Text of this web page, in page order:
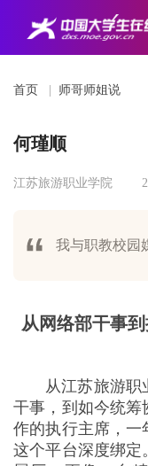
首页 师哥师姐说
何瑾顺
江苏旅游职业学院
我与职教校园
从网络部干事
从江苏旅游职
干事，到如今统筹
作的执行主席，
这个平台深度绑定